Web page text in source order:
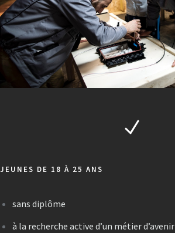
JEUNES DE 18 À 25 ANS
sans diplôme
à la recherche active d’un métier d’avenir